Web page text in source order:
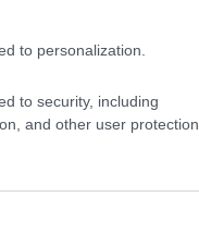
to personalization.
to security, including
and other user protection.
útvonalai: A